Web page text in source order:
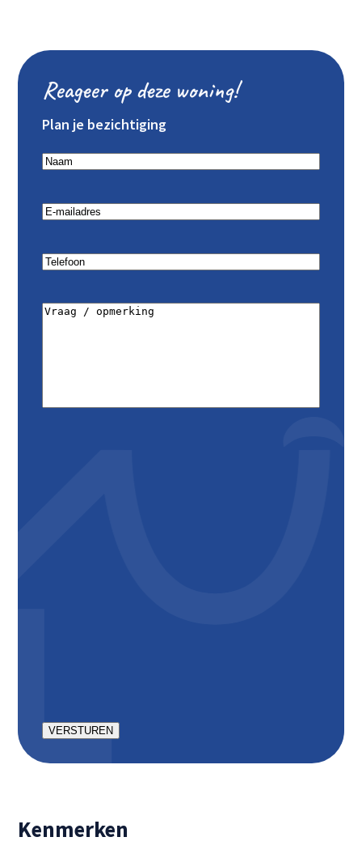
Reageer op deze woning!
Plan je bezichtiging
Naam
Email(Vereist)
Telefoon
Vraag
Kenmerken